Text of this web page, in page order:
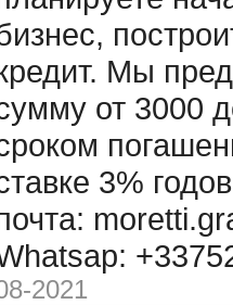
Мы
от 3000
3%
2021